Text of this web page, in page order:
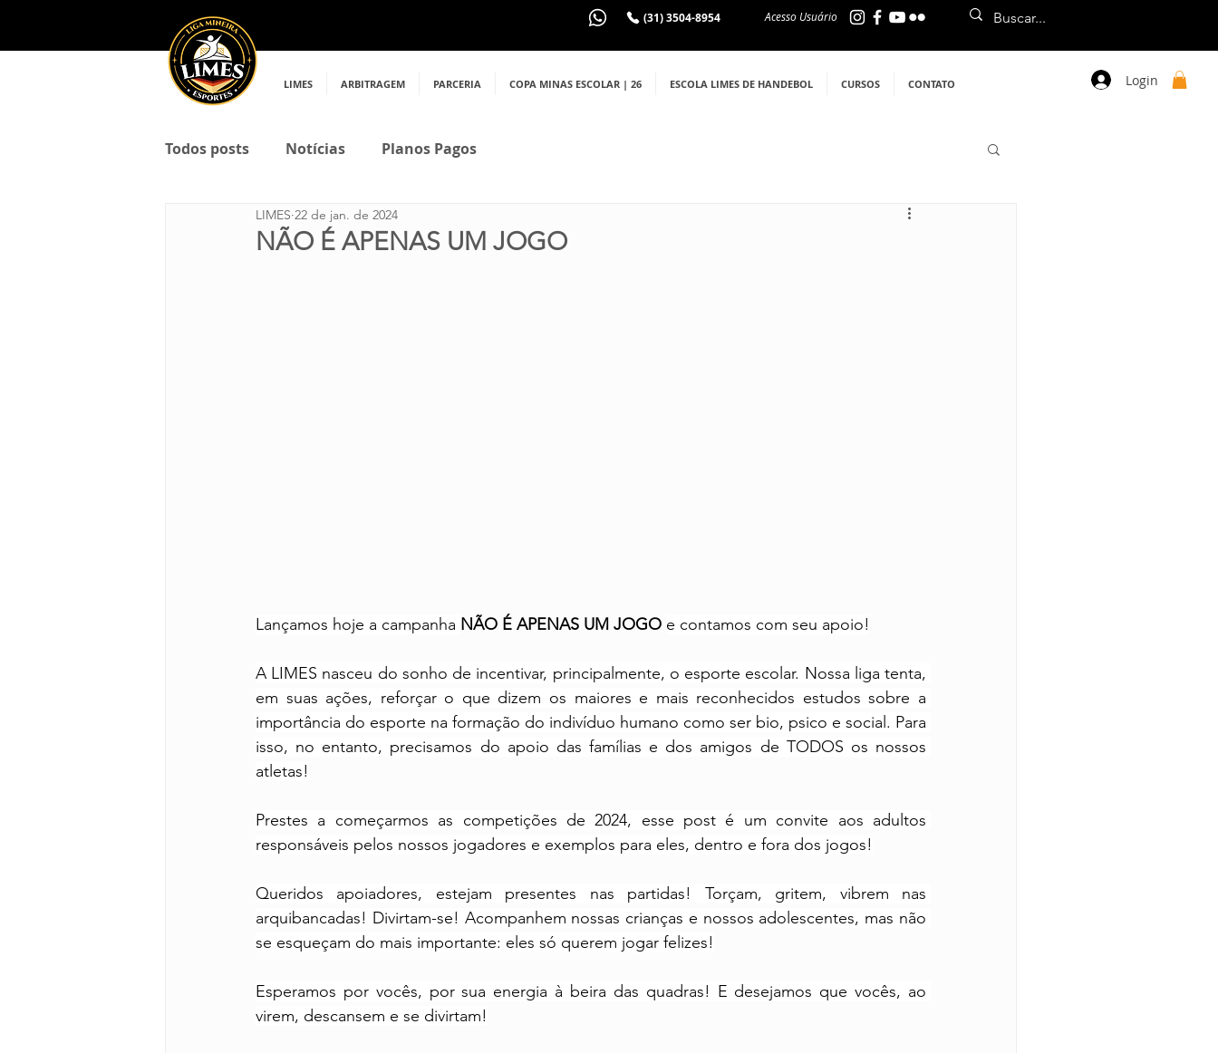
(31) 3504-8954 Acesso Usuário
LIMES ARBITRAGEM PARCERIA COPA MINAS ESCOLAR | 26 ESCOLA LIMES DE HANDEBOL CURSOS CONTATO Login
Todos posts Notícias Planos Pagos
NÃO É APENAS UM JOGO
LIMES 22 de jan. de 2024
Lançamos hoje a campanha NÃO É APENAS UM JOGO e contamos com seu apoio!
A LIMES nasceu do sonho de incentivar, principalmente, o esporte escolar. Nossa liga tenta,
em suas ações, reforçar o que dizem os maiores e mais reconhecidos estudos sobre a
importância do esporte na formação do indivíduo humano como ser bio, psico e social. Para
isso, no entanto, precisamos do apoio das famílias e dos amigos de TODOS os nossos
atletas!
Prestes a começarmos as competições de 2024, esse post é um convite aos adultos
responsáveis pelos nossos jogadores e exemplos para eles, dentro e fora dos jogos!
Queridos apoiadores, estejam presentes nas partidas! Torçam, gritem, vibrem nas
arquibancadas! Divirtam-se! Acompanhem nossas crianças e nossos adolescentes, mas não
se esqueçam do mais importante: eles só querem jogar felizes!
Esperamos por vocês, por sua energia à beira das quadras! E desejamos que vocês, ao
virem, descansem e se divirtam!